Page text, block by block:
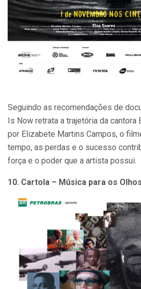
Seguindo as recomendações de
Is Now retrata a trajetória da cantora
por Elizabete Martins Campos, o
tempo, as perdas e o sucesso
força e o poder que a artista possui.
10. Cartola – Música para os Olhos